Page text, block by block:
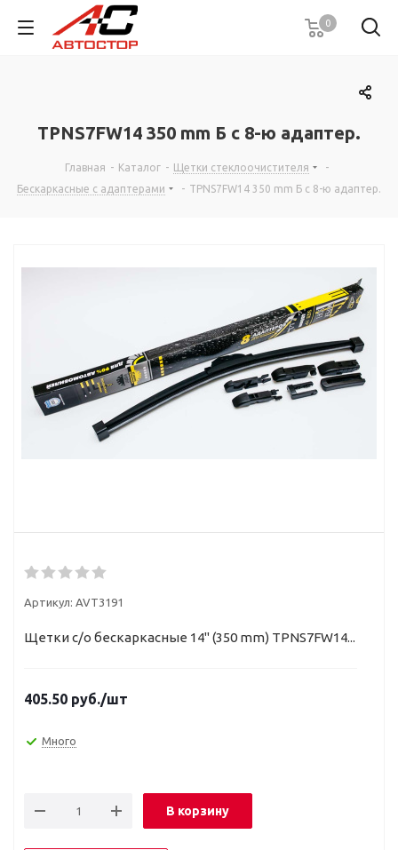
0
TPNS7FW14 350 mm Б с 8-ю адаптер.
Главная - Каталог - Щетки стеклоочистителя
-
Бескаркасные с адаптерами
- TPNS7FW14 350 mm Б с 8-ю адаптер.
Артикул: AVT3191
Щетки с/о бескаркасные 14" (350 mm) TPNS7FW14...
405.50 руб./шт
Много
В корзину